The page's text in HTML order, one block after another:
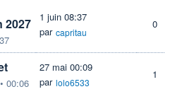
2027
1 juin 08:37
par capritau
0
00:06
27 mai 00:09
par lolo6533
1